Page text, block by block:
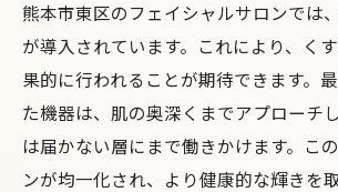
熊本市東区のフェイシャルサロンでは
が導入されています。これにより、く
果的に行われることが期待できます。
た機器は、肌の奥深くまでアプローチ
は届かない層にまで働きかけます。こ
ンが均一化され、より健康的な輝きを